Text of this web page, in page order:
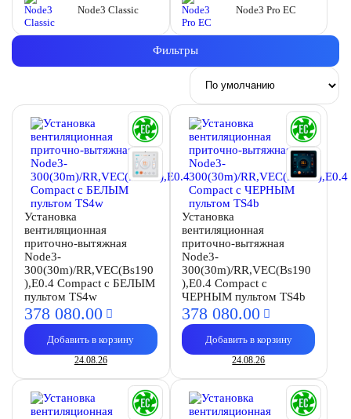
Node3 Classic Node3 Pro EC
Фильтры
Установка
вентиляционная
приточно-вытяжная
Node3-
300(30m)/RR,VEC(Bs190
),E0.4 Compact с БЕЛЫМ
пультом TS4w
378 080.00
Добавить в корзину
24.08.26
Установка
вентиляционная
приточно-вытяжная
Node3-
300(30m)/RR,VEC(Bs190
),E0.4 Compact с
ЧЕРНЫМ пультом TS4b
378 080.00
Добавить в корзину
24.08.26